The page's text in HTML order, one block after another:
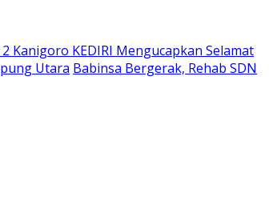
Kanigoro KEDIRI Mengucapkan Selamat
Utara Babinsa Bergerak, Rehab SDN